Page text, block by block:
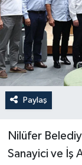
Paylaş
Nilüfer
Sanayici ve İş